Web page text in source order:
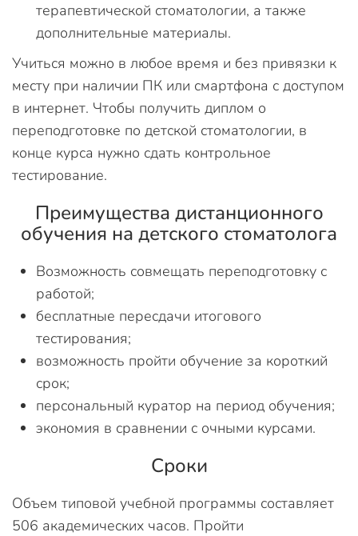
терапевтической стоматологии, а также
дополнительные материалы.
Учиться можно в любое время и без привязки к
месту при наличии ПК или смартфона с доступом
в интернет. Чтобы получить диплом о
переподготовке по детской стоматологии, в
конце курса нужно сдать контрольное
тестирование.
Преимущества дистанционного
обучения на детского стоматолога
Возможность совмещать переподготовку с
работой;
бесплатные пересдачи итогового
тестирования;
возможность пройти обучение за короткий
срок;
персональный куратор на период обучения;
экономия в сравнении с очными курсами.
Сроки
Объем типовой учебной программы составляет
506 академических часов. Пройти